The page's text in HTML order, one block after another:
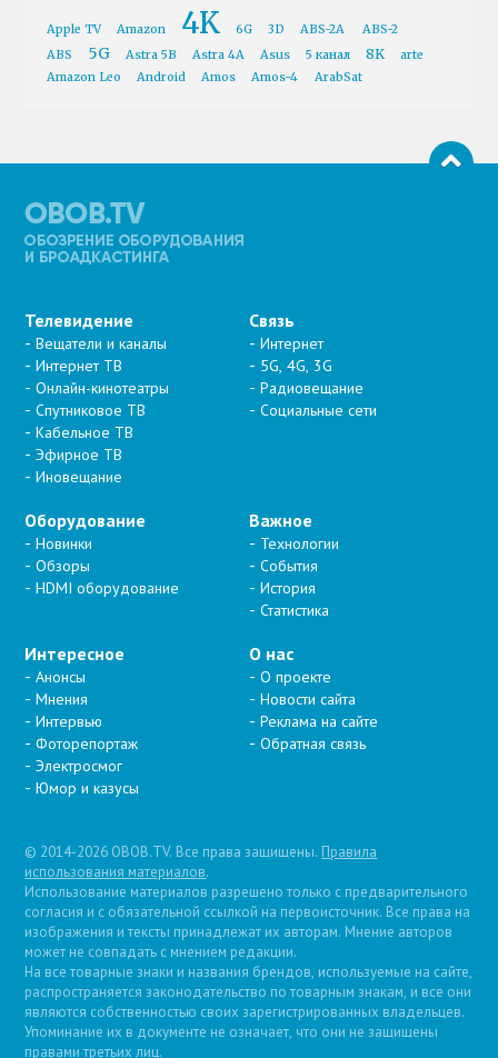
Apple TV Amazon 4K 6G 3D ABS-2A
ABS-2
ABS
5G Astra 5B Astra 4A Asus 5 канал 8K
arte
Amazon Leo
Android Amos Amos-4 ArabSat
Телевидение
Вещатели и каналы
Интернет ТВ
Онлайн-кинотеатры
Спутниковое ТВ
Кабельное ТВ
Эфирное ТВ
Иновещание
Связь
Интернет
5G, 4G, 3G
Радиовещание
Социальные сети
Оборудование
Новинки
Обзоры
HDMI оборудование
Важное
Технологии
События
История
Статистика
Интересное
Анонсы
Мнения
Интервью
Фоторепортаж
Электросмог
Юмор и казусы
О нас
О проекте
Новости сайта
Реклама на сайте
Обратная связь
© 2014-2026 OBOB.TV. Все права защищены. Правила
использования материалов.
Использование материалов разрешено только с предварительного
согласия и с обязательной ссылкой на первоисточник. Все права на
изображения и тексты принадлежат их авторам. Мнение авторов
может не совпадать с мнением редакции.
На все товарные знаки и названия брендов, используемые на сайте,
распространяется законодательство по товарным знакам, и все они
являются собственностью своих зарегистрированных владельцев.
Упоминание их в документе не означает, что они не защищены
правами третьих лиц.